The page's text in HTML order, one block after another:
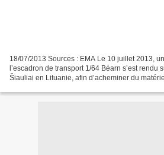
18/07/2013 Sources : EMA Le 10 juillet 2013,
l’escadron de transport 1/64 Béarn s’est rendu
Šiauliai en Lituanie, afin d’acheminer du